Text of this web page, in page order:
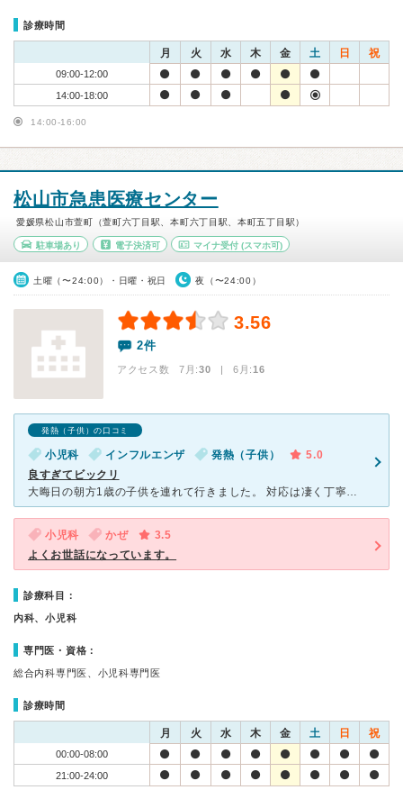
診療時間
月 火 水 木 金 土 日 祝
09:00-12:00
14:00-18:00
14:00-16:00
松山市急患医療センター
愛媛県松山市萱町（萱町六丁目駅、本町六丁目駅、本町五丁目駅）
駐車場あり 電子決済可 マイナ受付 (スマホ可)
土曜（〜24:00）・日曜・祝日 夜（〜24:00）
3.56
2件
アクセス数 7月:30 | 6月:16
発熱（子供）の口コミ
小児科 インフルエンザ 発熱（子供）
5.0
良すぎてビックリ
大晦日の朝方1歳の子供を連れて行きました。 対応は凄く丁寧で、診察までも早かったです。 救急対応で本来は一日分の応急処方のところ、正月前で、休みになることを考慮して頂き、普通に処方してくれました。
小児科 かぜ
3.5
よくお世話になっています。
診療科目：
内科、小児科
専門医・資格：
総合内科専門医、小児科専門医
診療時間
月 火 水 木 金 土 日 祝
00:00-08:00
21:00-24:00